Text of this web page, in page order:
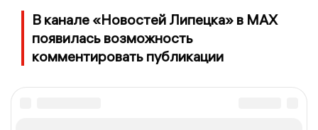
В канале «Новостей Липецка» в MAX
появилась возможность
комментировать публикации